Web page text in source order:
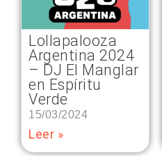
Lollapalooza
Argentina 2024
– DJ El Manglar
en Espíritu
Verde
15/03/2024
Leer »